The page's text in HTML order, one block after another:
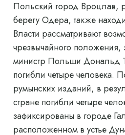
Польский город Вроцлав,
берегу Одера, также
Власти рассматривают
чрезвычайного положения,
министр Польши Дональд
погибли четыре человека.
румынских изданий, в
стране погибли четыре
зафиксированы в городе
расположенном в устье